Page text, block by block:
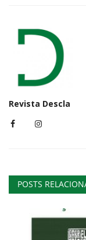
Revista Descla
POSTS